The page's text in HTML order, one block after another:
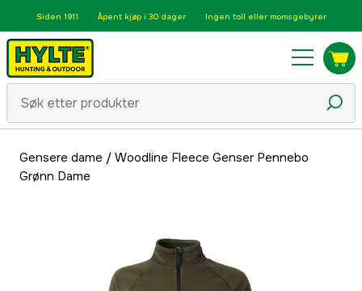
Siden 1911 Åpent kjøp i 30 dager Ingen toll eller momsgebyrer
Gensere dame / Woodline Fleece Genser Pennebo
Grønn Dame